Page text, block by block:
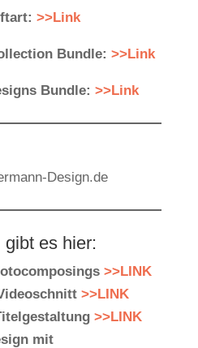
>>Link
Bundle: >>Link
Bundle: >>Link
Design.de
es hier:
>>LINK
>>LINK
>>LINK
mit